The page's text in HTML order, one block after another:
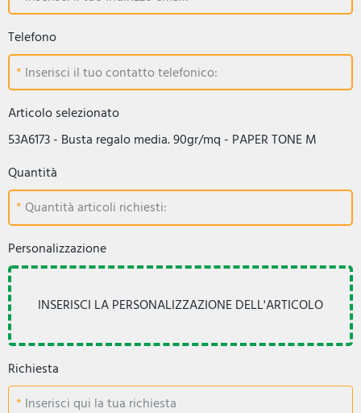
Telefono
Inserisci il tuo contatto telefonico:
Articolo selezionato
53A6173 - Busta regalo media. 90gr/mq - PAPER TONE M
Quantità
Quantità articoli richiesti:
Personalizzazione
Richiesta
Inserisci qui la tua richiesta